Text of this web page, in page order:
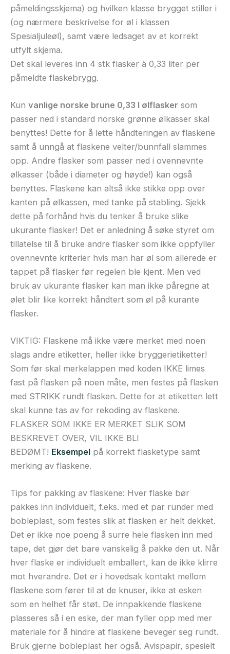
påmeldingsskjema) og hvilken klasse brygget stiller i
(og nærmere beskrivelse for øl i klassen
Spesialjuleøl), samt være ledsaget av et korrekt
utfylt skjema.
Det skal leveres inn 4 stk flasker à 0,33 liter per
påmeldte flaskebrygg.
Kun vanlige norske brune 0,33 l ølflasker som
passer ned i standard norske grønne ølkasser skal
benyttes! Dette for å lette håndteringen av flaskene
samt å unngå at flaskene velter/bunnfall slammes
opp. Andre flasker som passer ned i ovennevnte
ølkasser (både i diameter og høyde!) kan også
benyttes. Flaskene kan altså ikke stikke opp over
kanten på ølkassen, med tanke på stabling. Sjekk
dette på forhånd hvis du tenker å bruke slike
ukurante flasker! Det er anledning å søke styret om
tillatelse til å bruke andre flasker som ikke oppfyller
ovennevnte kriterier hvis man har øl som allerede er
tappet på flasker før regelen ble kjent. Men ved
bruk av ukurante flasker kan man ikke påregne at
ølet blir like korrekt håndtert som øl på kurante
flasker.
VIKTIG: Flaskene må ikke være merket med noen
slags andre etiketter, heller ikke bryggerietiketter!
Som før skal merkelappen med koden IKKE limes
fast på flasken på noen måte, men festes på flasken
med STRIKK rundt flasken. Dette for at etiketten lett
skal kunne tas av for rekoding av flaskene.
FLASKER SOM IKKE ER MERKET SLIK SOM
BESKREVET OVER, VIL IKKE BLI
BEDØMT! Eksempel på korrekt flasketype samt
merking av flaskene.
Tips for pakking av flaskene: Hver flaske bør
pakkes inn individuelt, f.eks. med et par runder med
bobleplast, som festes slik at flasken er helt dekket.
Det er ikke noe poeng å surre hele flasken inn med
tape, det gjør det bare vanskelig å pakke den ut. Når
hver flaske er individuelt emballert, kan de ikke klirre
mot hverandre. Det er i hovedsak kontakt mellom
flaskene som fører til at de knuser, ikke at esken
som en helhet får støt. De innpakkende flaskene
plasseres så i en eske, der man fyller opp med mer
materiale for å hindre at flaskene beveger seg rundt.
Bruk gjerne bobleplast her også. Avispapir, spesielt